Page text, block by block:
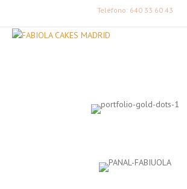
Teléfono: 640 33 60 43